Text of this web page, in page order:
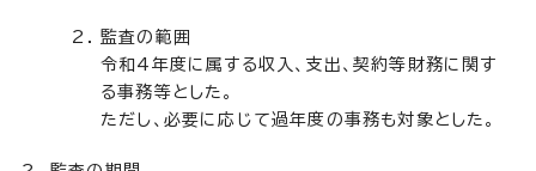
監査の範囲
令和4年度に属する収入、支出、契約等財務に関す
る事務等とした。
ただし、必要に応じて過年度の事務も対象とした。